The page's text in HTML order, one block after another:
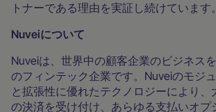
トナーである理由を実証し続けています。
Nuveiについて
Nuveiは、世界中の顧客企業のビジネス
のフィンテック企業です。Nuveiのモジ
と拡張性に優れたテクノロジーにより
の決済を受け付け、あらゆる支払いオプ